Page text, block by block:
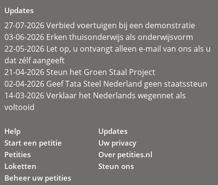
Updates
27-07-2026 Verbied voertuigen bij een demonstratie
03-06-2026 Erken thuisonderwijs als onderwijsvorm
22-05-2026 Let op, u ontvangt alleen e-mail van ons als u
dat zélf aangeeft
21-04-2026 Steun het Groen Staal Project
02-04-2026 Geef Tata Steel Nederland geen staatssteun
14-03-2026 Verklaar het Nederlands wegennet als
voltooid
Help
Start een petitie
Petities
Loketten
Beheer uw petities
Updates
Uw privacy
Over petities.nl
Steun ons